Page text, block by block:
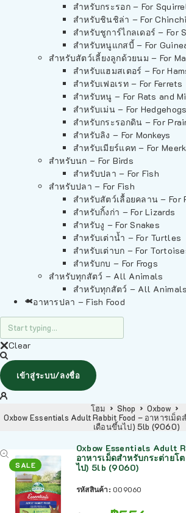
สำหรับกระรอก – For
สำหรับชินชิล่า – For
สำหรับชูการ์ไกลเดอร์ – For
สำหรับหนูแกสบี้ – For
สำหรับสัตว์เลี้ยงลูกด้วยนม – For
สำหรับแฮมสเตอร์ – For
สำหรับเฟอเรท – For Ferrets
สำหรับหนู – For Rats and
สำหรับเม่น – For Hedgehogs
สำหรับกระรอกดิน – For
สำหรับลิง – For Monkeys
สำหรับเมียร์แคท – For
สำหรับนก – For Birds
สำหรับปลา – For Fish
สำหรับปลา – For Fish
สำหรับสัตว์เลื้อยคลาน – For
สำหรับกิ้งก่า – For Lizards
สำหรับงู – For Snakes
สำหรับเต่าน้ำ – For Turtles
สำหรับเต่าบก – For
สำหรับกบ – For Frogs
สำหรับทุกสัตว์ – All Animals
สำหรับทุกสัตว์ – All Animals
อาหารปลา – Fish Food
Clear
เข้าสู่ระบบ/ลงชื่อ
โฮม Shop
Oxbow
Oxbow Essentials Adult Rabbit Food – อาหารเม็
เดือนขึ้นไป) 5lb (9060)
SALE
Oxbow Essentials Adult
อาหารเม็ดสำหรับกระต่ายโ
ไป) 5lb (9060)
รหัสสินค้า: 009060